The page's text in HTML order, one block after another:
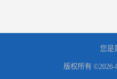
您是
版权所有 ©2026-